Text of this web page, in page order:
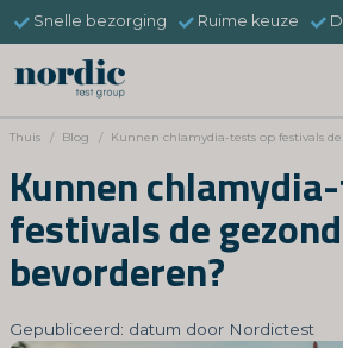
Snelle bezorging Ruime keuze
Thuis Blog Kunnen chlamydia-tests op festivals
Kunnen
festivals de
bevorderen?
Gepubliceerd: datum door Nordictest